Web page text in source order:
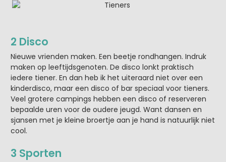
2 Disco
Nieuwe vrienden maken. Een beetje rondhangen. Indruk
maken op leeftijdsgenoten. De disco lonkt praktisch
iedere tiener. En dan heb ik het uiteraard niet over een
kinderdisco, maar een disco of bar speciaal voor tieners.
Veel grotere campings hebben een disco of reserveren
bepaalde uren voor de oudere jeugd. Want dansen en
sjansen met je kleine broertje aan je hand is natuurlijk niet
cool.
3 Sporten